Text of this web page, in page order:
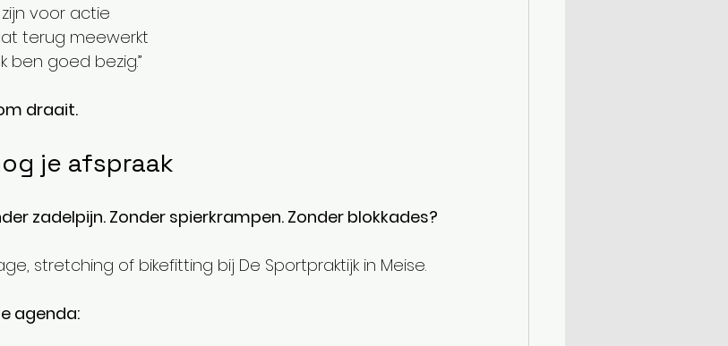
voor actie
terug meewerkt
ben goed bezig.”
draait.
je afspraak
zadelpijn. Zonder spierkrampen. Zonder blokkades?
stretching of bikefitting bij De Sportpraktijk in Meise.
agenda: